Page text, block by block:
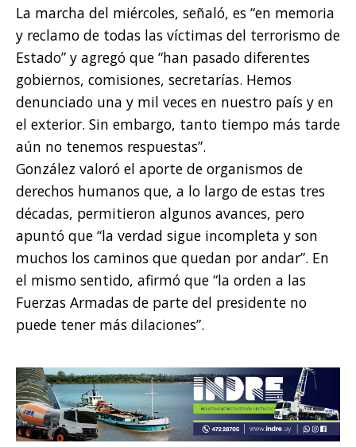
La marcha del miércoles, señaló, es “en memoria
y reclamo de todas las víctimas del terrorismo de
Estado” y agregó que “han pasado diferentes
gobiernos, comisiones, secretarías. Hemos
denunciado una y mil veces en nuestro país y en
el exterior. Sin embargo, tanto tiempo más tarde
aún no tenemos respuestas”.
González valoró el aporte de organismos de
derechos humanos que, a lo largo de estas tres
décadas, permitieron algunos avances, pero
apuntó que “la verdad sigue incompleta y son
muchos los caminos que quedan por andar”. En
el mismo sentido, afirmó que “la orden a las
Fuerzas Armadas de parte del presidente no
puede tener más dilaciones”.